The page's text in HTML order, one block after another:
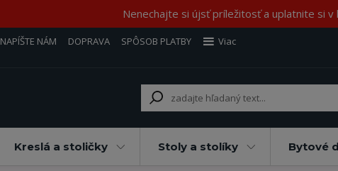
Nenechajte si újsť príležitosť a uplatnite si v
NAPÍŠTE NÁM DOPRAVA SPÔSOB PLATBY
Viac
Kreslá a stoličky Stoly a stolíky Bytové